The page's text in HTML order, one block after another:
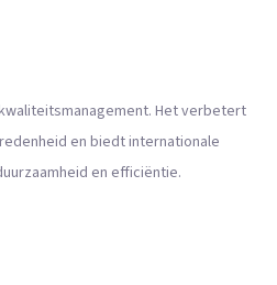
Het verbetert
en biedt internationale
en efficiëntie.